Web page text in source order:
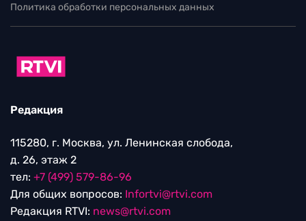
Политика обработки персональных данных
Редакция
115280, г. Москва, ул. Ленинская слобода,
д. 26, этаж 2
тел: +7 (499) 579-86-96
Для общих вопросов: Infortvi@rtvi.com
Редакция RTVI: news@rtvi.com